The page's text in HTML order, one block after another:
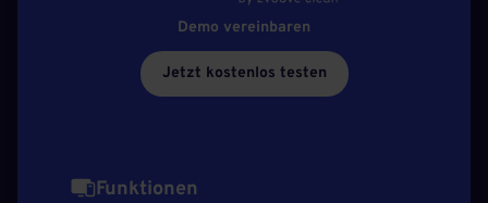
Demo vereinbaren
Jetzt kostenlos testen
Funktionen